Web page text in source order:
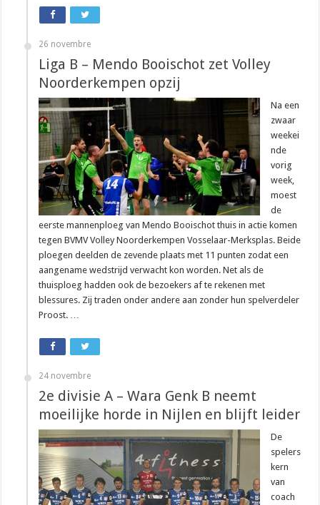
26 novembre
Liga B – Mendo Booischot zet Volley
Noorderkempen opzij
Na een
zwaar
weekei
nde
vorig
week,
moest
de
eerste mannenploeg van Mendo Booischot thuis in actie komen
tegen BVMV Volley Noorderkempen Vosselaar-Merksplas. Beide
ploegen deelden de zevende plaats met 11 punten zodat een
aangename wedstrijd verwacht kon worden. Net als de
thuisploeg hadden ook de bezoekers af te rekenen met
blessures. Zij traden onder andere aan zonder hun spelverdeler
Proost. …
24 novembre
2e divisie A – Wara Genk B neemt
moeilijke horde in Nijlen en blijft leider
De
spelers
kern
van
coach